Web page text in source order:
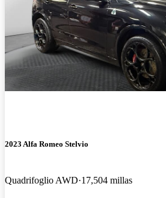
2023 Alfa Romeo Stelvio
Quadrifoglio AWD 17,504 millas